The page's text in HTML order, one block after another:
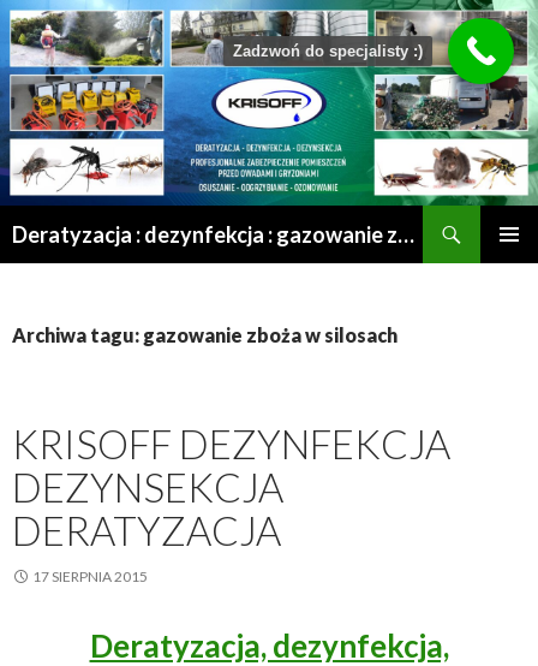
Deratyzacja : dezynfekcja : gazowanie zboża : odgrzybianie : odkomarzanie : osuszanie po zalaniu | Mrągowo – Olsztyn – Szczytno – Ełk – Przasnysz – Grajewo
Archiwa tagu: gazowanie zboża w silosach
KRISOFF DEZYNFEKCJA
DEZYNSEKCJA
DERATYZACJA
17 SIERPNIA 2015
Deratyzacja, dezynfekcja,
Zadzwoń do specjalisty :)